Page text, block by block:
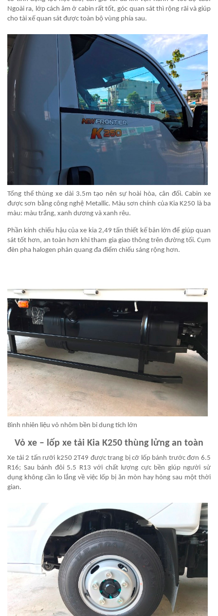
Ngoài ra, lớp cách âm ở cabin rất tốt, góc quan sát thì rộng rãi và giúp
cho tài xế quan sát được toàn bộ vùng phía sau.
Tổng thể thùng xe dài 3.5m tạo nên sự hoài hòa, cân đối. Cabin xe
được sơn bằng công nghệ Metallic. Màu sơn chính của Kia K250 là ba
màu: màu trắng, xanh dương và xanh rêu.
Phần kính chiếu hậu của xe kia 2,49 tấn thiết kế bản lớn để giúp quan
sát tốt hơn, an toàn hơn khi tham gia giao thông trên đường tối. Cụm
đèn pha halogen phản quang đa điểm chiếu sáng rộng hơn.
Bình nhiên liệu vỏ nhôm bền bỉ dung tích lớn
Vỏ xe – lốp xe tải Kia K250 thùng lửng an toàn
Xe tải 2 tấn rưỡi k250 2T49 được trang bị cỡ lốp bánh trước đơn 6.5
R16; Sau bánh đôi 5.5 R13 với chất lượng cực bền giúp người sử
dụng không cần lo lắng về việc lốp bị ăn mòn hay hỏng sau một thời
gian.